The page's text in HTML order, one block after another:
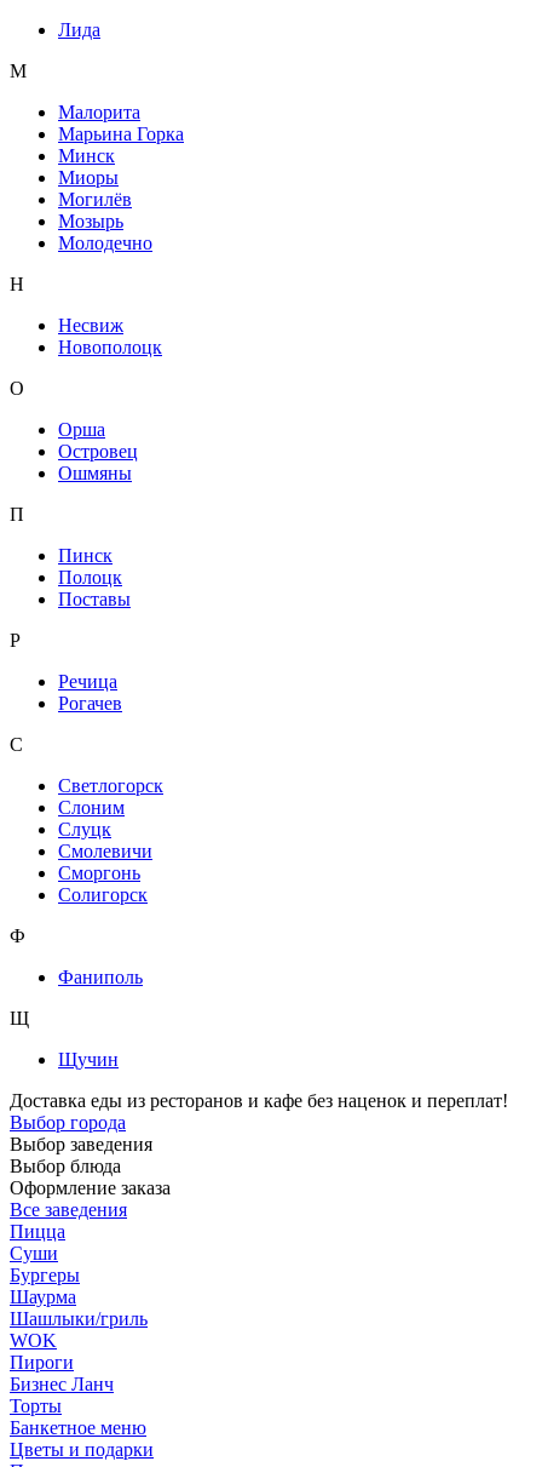
Лида
М
Малорита
Марьина Горка
Минск
Миоры
Могилёв
Мозырь
Молодечно
Н
Несвиж
Новополоцк
О
Орша
Островец
Ошмяны
П
Пинск
Полоцк
Поставы
Р
Речица
Рогачев
С
Светлогорск
Слоним
Слуцк
Смолевичи
Сморгонь
Солигорск
Ф
Фаниполь
Щ
Щучин
Доставка еды из ресторанов и кафе без наценок и переплат!
Выбор города
Выбор заведения
Выбор блюда
Оформление заказа
Все заведения
Пицца
Суши
Бургеры
Шаурма
Шашлыки/гриль
WOK
Пироги
Бизнес Ланч
Торты
Банкетное меню
Цветы и подарки